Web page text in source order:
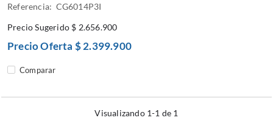
Referencia: CG6014P3I
Precio Sugerido $ 2.656.900
Precio Oferta $ 2.399.900
Comparar
Visualizando 1-1 de 1